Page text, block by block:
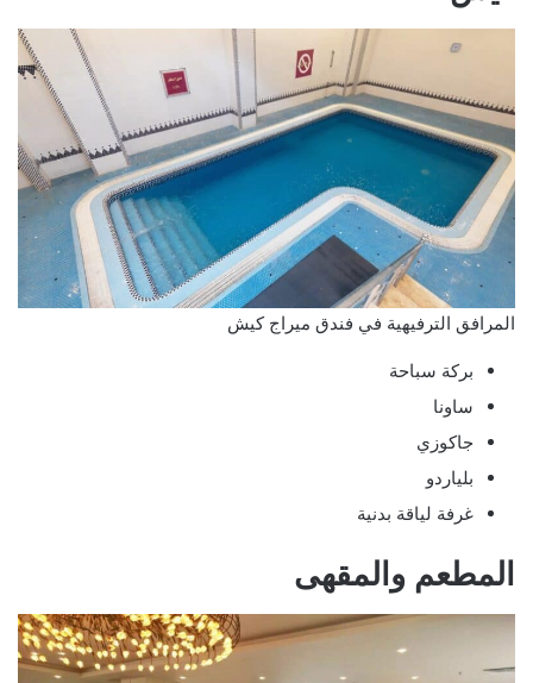
المرافق الترفيهية في فندق ميراج كيش
بركة سباحة
ساونا
جاكوزي
بلياردو
غرفة لياقة بدنية
المطعم والمقهى